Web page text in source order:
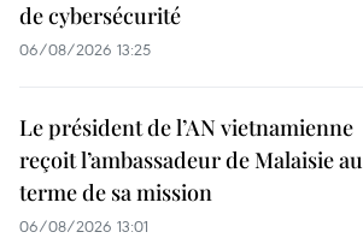
de cybersécurité
06/08/2026 13:25
Le président de l’AN vietnamienne
reçoit l’ambassadeur de Malaisie au
terme de sa mission
06/08/2026 13:01